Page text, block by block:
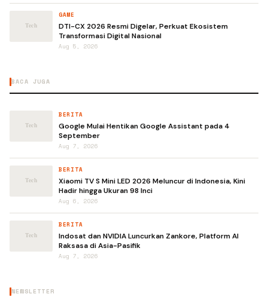
GAME
DTI-CX 2026 Resmi Digelar, Perkuat Ekosistem
Transformasi Digital Nasional
Aug 5, 2026
BACA JUGA
BERITA
Google Mulai Hentikan Google Assistant pada 4
September
Aug 7, 2026
BERITA
Xiaomi TV S Mini LED 2026 Meluncur di Indonesia, Kini
Hadir hingga Ukuran 98 Inci
Aug 6, 2026
BERITA
Indosat dan NVIDIA Luncurkan Zankore, Platform AI
Raksasa di Asia-Pasifik
Aug 7, 2026
NEWSLETTER